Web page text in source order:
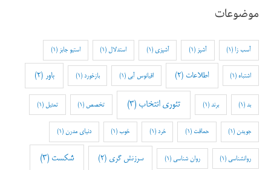
موضوعات
آسب زا (1) آشپز (1) آشپزی (1) استدلال (1) استیو جابز (1)
اشتباه (1) اطلاعات (2) اقیانوس آبی (1) بازخورد (1) باور (2)
بد(1) برند (1) تئوری انتخاب (3) تخصص (1) تمثیل (1)
جویدن (1) حماقت (1) خرد (1) خوب(1) دنیای مدرن (1)
روانشناسی (1) روان شناسی (1) سرزنش گری (2) شکست (3)